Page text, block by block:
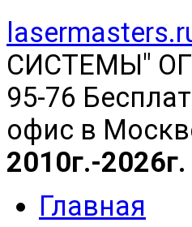
СИСТЕМЫ"
95-76
офис в
2010г.-2026г.
Главная